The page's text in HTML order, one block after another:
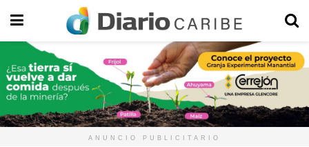
ANUNCIO PUBLICITARIO